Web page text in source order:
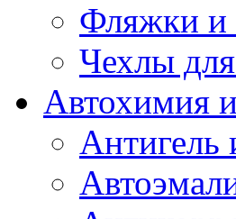
Фляжки и
Чехлы
Автохимия
Антигель